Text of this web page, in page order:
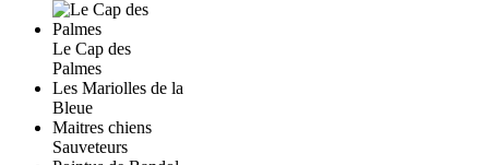
Le Cap des
Palmes
Les Mariolles de la
Bleue
Maitres chiens
Sauveteurs